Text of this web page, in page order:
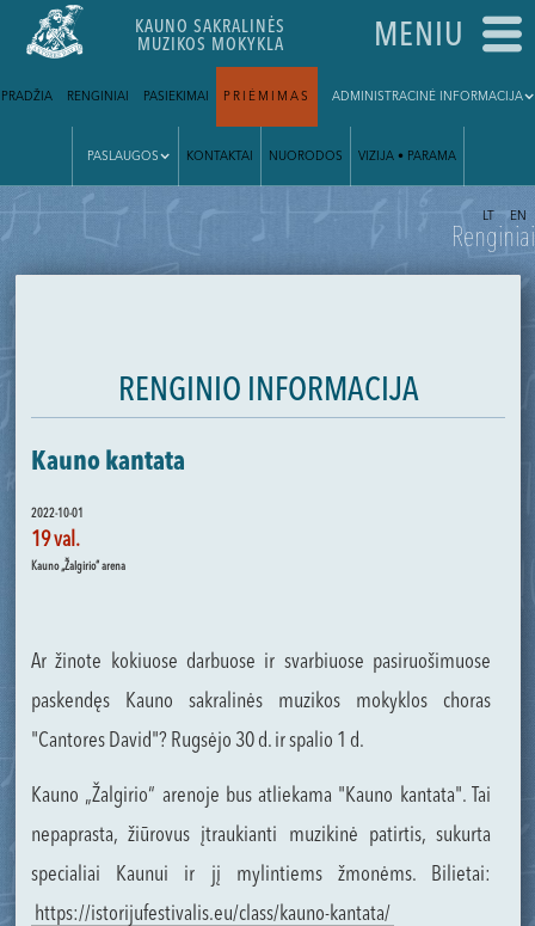
KAUNO SAKRALINĖS
MUZIKOS MOKYKLA
MENIU
PRADŽIA RENGINIAI PASIEKIMAI PRIĖMIMAS ADMINISTRACINĖ INFORMACIJA
PASLAUGOS KONTAKTAI NUORODOS VIZIJA • PARAMA
| LT EN
Renginiai
RENGINIO INFORMACIJA
Kauno kantata
2022-10-01
19 val.
Kauno „Žalgirio“ arena
Ar žinote kokiuose darbuose ir svarbiuose pasiruošimuose
paskendęs Kauno sakralinės muzikos mokyklos choras
"Cantores David"? Rugsėjo 30 d. ir spalio 1 d.
Kauno „Žalgirio“ arenoje bus atliekama "Kauno kantata". Tai
nepaprasta, žiūrovus įtraukianti muzikinė patirtis, sukurta
specialiai Kaunui ir jį mylintiems žmonėms. Bilietai:
https://istorijufestivalis.eu/class/kauno-kantata/